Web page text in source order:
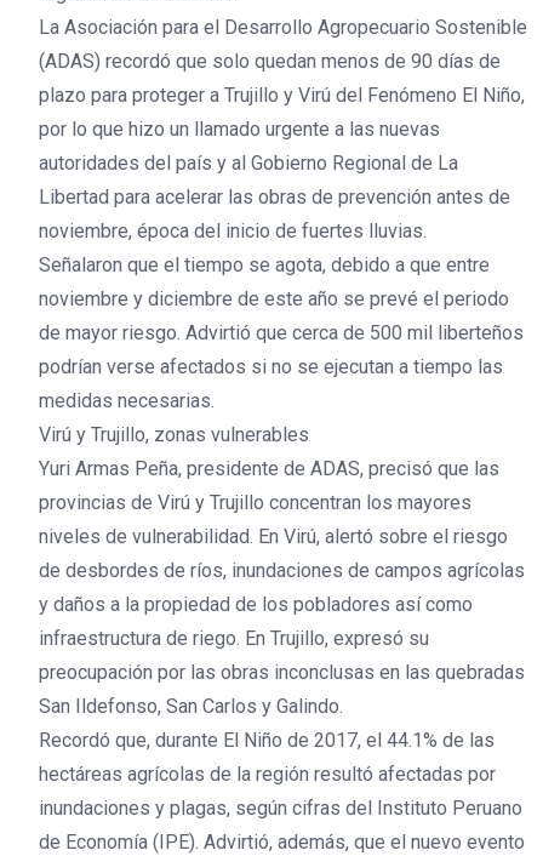
La Asociación para el Desarrollo Agropecuario Sostenible
(ADAS) recordó que solo quedan menos de 90 días de
plazo para proteger a Trujillo y Virú del Fenómeno El Niño,
por lo que hizo un llamado urgente a las nuevas
autoridades del país y al Gobierno Regional de La
Libertad para acelerar las obras de prevención antes de
noviembre, época del inicio de fuertes lluvias.
Señalaron que el tiempo se agota, debido a que entre
noviembre y diciembre de este año se prevé el periodo
de mayor riesgo. Advirtió que cerca de 500 mil liberteños
podrían verse afectados si no se ejecutan a tiempo las
medidas necesarias.
Virú y Trujillo, zonas vulnerables
Yuri Armas Peña, presidente de ADAS, precisó que las
provincias de Virú y Trujillo concentran los mayores
niveles de vulnerabilidad. En Virú, alertó sobre el riesgo
de desbordes de ríos, inundaciones de campos agrícolas
y daños a la propiedad de los pobladores así como
infraestructura de riego. En Trujillo, expresó su
preocupación por las obras inconclusas en las quebradas
San Ildefonso, San Carlos y Galindo.
Recordó que, durante El Niño de 2017, el 44.1% de las
hectáreas agrícolas de la región resultó afectadas por
inundaciones y plagas, según cifras del Instituto Peruano
de Economía (IPE). Advirtió, además, que el nuevo evento